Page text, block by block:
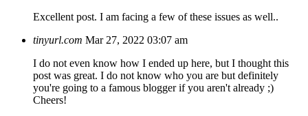
Excellent post. I am facing a few of these issues as well..
tinyurl.com Mar 27, 2022 03:07 am
I do not even know how I ended up here, but I thought this
post was great. I do not know who you are but definitely
you're going to a famous blogger if you aren't already ;)
Cheers!